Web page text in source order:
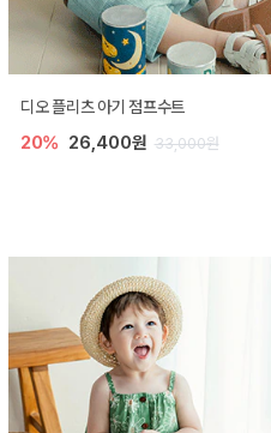
디오 플리츠 아기 점프수트
20% 26,400원 33,000원